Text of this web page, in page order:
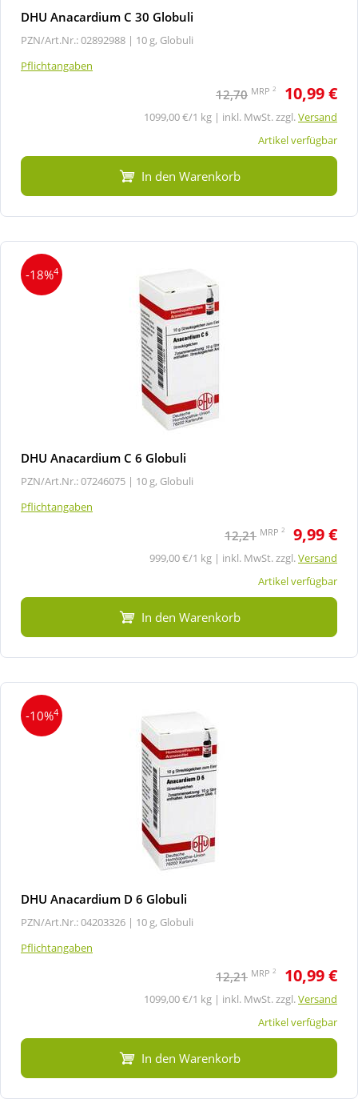
DHU Anacardium C 30 Globuli
PZN/Art.Nr.: 02892988 | 10 g, Globuli
Pflichtangaben
12,70 MRP 2 10,99 €
1099,00 €/1 kg | inkl. MwSt. zzgl.Versand
Artikel verfügbar
In den Warenkorb
-18%4
DHU Anacardium C 6 Globuli
PZN/Art.Nr.: 07246075 | 10 g, Globuli
Pflichtangaben
12,21 MRP 2 9,99 €
999,00 €/1 kg | inkl. MwSt. zzgl.Versand
Artikel verfügbar
In den Warenkorb
-10%4
DHU Anacardium D 6 Globuli
PZN/Art.Nr.: 04203326 | 10 g, Globuli
Pflichtangaben
12,21 MRP 2 10,99 €
1099,00 €/1 kg | inkl. MwSt. zzgl.Versand
Artikel verfügbar
In den Warenkorb